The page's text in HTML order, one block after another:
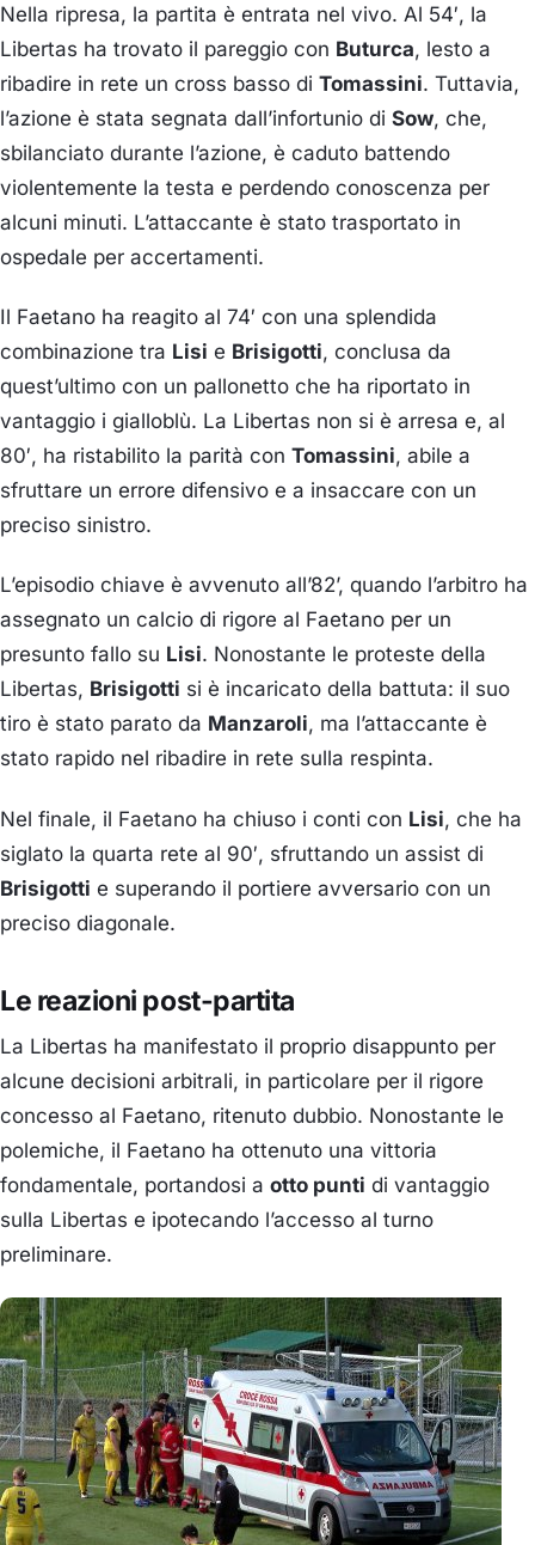
Nella ripresa, la partita è entrata nel vivo. Al 54′, la
Libertas ha trovato il pareggio con Buturca, lesto a
ribadire in rete un cross basso di Tomassini. Tuttavia,
l’azione è stata segnata dall’infortunio di Sow, che,
sbilanciato durante l’azione, è caduto battendo
violentemente la testa e perdendo conoscenza per
alcuni minuti. L’attaccante è stato trasportato in
ospedale per accertamenti.
Il Faetano ha reagito al 74′ con una splendida
combinazione tra Lisi e Brisigotti, conclusa da
quest’ultimo con un pallonetto che ha riportato in
vantaggio i gialloblù. La Libertas non si è arresa e, al
80′, ha ristabilito la parità con Tomassini, abile a
sfruttare un errore difensivo e a insaccare con un
preciso sinistro.
L’episodio chiave è avvenuto all’82’, quando l’arbitro ha
assegnato un calcio di rigore al Faetano per un
presunto fallo su Lisi. Nonostante le proteste della
Libertas, Brisigotti si è incaricato della battuta: il suo
tiro è stato parato da Manzaroli, ma l’attaccante è
stato rapido nel ribadire in rete sulla respinta.
Nel finale, il Faetano ha chiuso i conti con Lisi, che ha
siglato la quarta rete al 90′, sfruttando un assist di
Brisigotti e superando il portiere avversario con un
preciso diagonale.
Le reazioni post-partita
La Libertas ha manifestato il proprio disappunto per
alcune decisioni arbitrali, in particolare per il rigore
concesso al Faetano, ritenuto dubbio. Nonostante le
polemiche, il Faetano ha ottenuto una vittoria
fondamentale, portandosi a otto punti di vantaggio
sulla Libertas e ipotecando l’accesso al turno
preliminare.